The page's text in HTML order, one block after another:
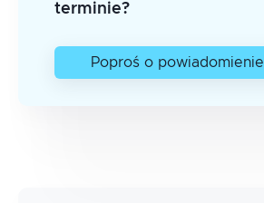
terminie?
Poproś o powiadomienie